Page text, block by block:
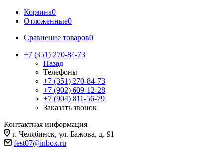
Корзина0
Отложенные0
Сравнение товаров0
+7 (351) 270-84-73
Назад
Телефоны
+7 (351) 270-84-73
+7 (902) 609-12-28
+7 (904) 811-56-79
Заказать звонок
Контактная информация
г. Челябинск, ул. Бажова, д. 91
fest07@inbox.ru